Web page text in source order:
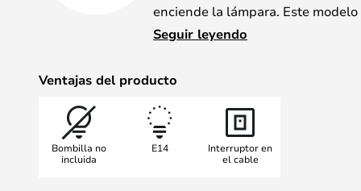
enciende la lámpara. Este
equipado con dos fuentes de luz
espacios amplios como en salas
La pantalla, al estar fabricada en
también a través de ella,
Seguir leyendo
Ventajas del producto
Bombilla no
incluida
E14
Interruptor en
el cable